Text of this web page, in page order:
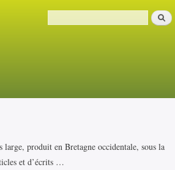
Formulaire de recherche
produit en Bretagne occidentale, sous la
et d’écrits …